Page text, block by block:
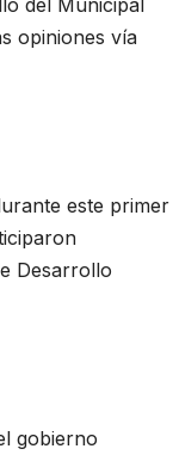
del Municipal
opiniones vía
este primer
Desarrollo
gobierno